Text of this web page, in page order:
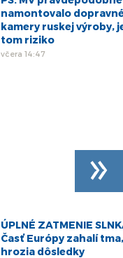
namontovalo
kamery ruskej výroby,
tom riziko
včera 14:47
ÚPLNÉ ZATMENIE
Časť Európy zahalí tma,
hrozia dôsledky
»